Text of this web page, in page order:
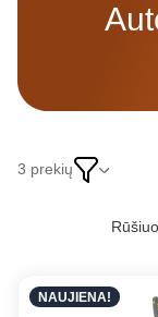
3 prekių
NAUJIENA!